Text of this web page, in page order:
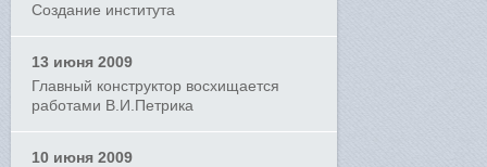
Создание института
13 июня 2009
Главный конструктор восхищается
работами В.И.Петрика
10 июня 2009